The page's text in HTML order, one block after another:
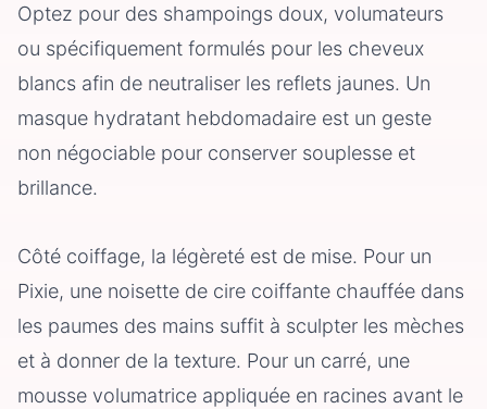
Optez pour des shampoings doux, volumateurs
ou spécifiquement formulés pour les cheveux
blancs afin de neutraliser les reflets jaunes. Un
masque hydratant hebdomadaire est un geste
non négociable pour conserver souplesse et
brillance.
Côté coiffage, la légèreté est de mise. Pour un
Pixie, une noisette de cire coiffante chauffée dans
les paumes des mains suffit à sculpter les mèches
et à donner de la texture. Pour un carré, une
mousse volumatrice appliquée en racines avant le